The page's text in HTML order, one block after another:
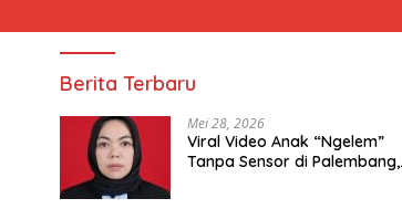
Berita Terbaru
Mei 28, 2026
Viral Video Anak “Ngelem”
Tanpa Sensor di Palembang,